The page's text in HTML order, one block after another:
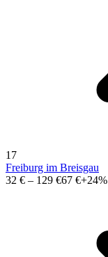
17
Freiburg im Breisgau
32 € – 129 €67 €+24%